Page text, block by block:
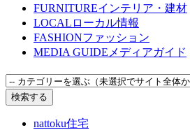
FURNITUREインテリア・建材
LOCAL ローカル情報
FASHIONファッション
MEDIA GUIDE メディアガイド
nattoku住宅